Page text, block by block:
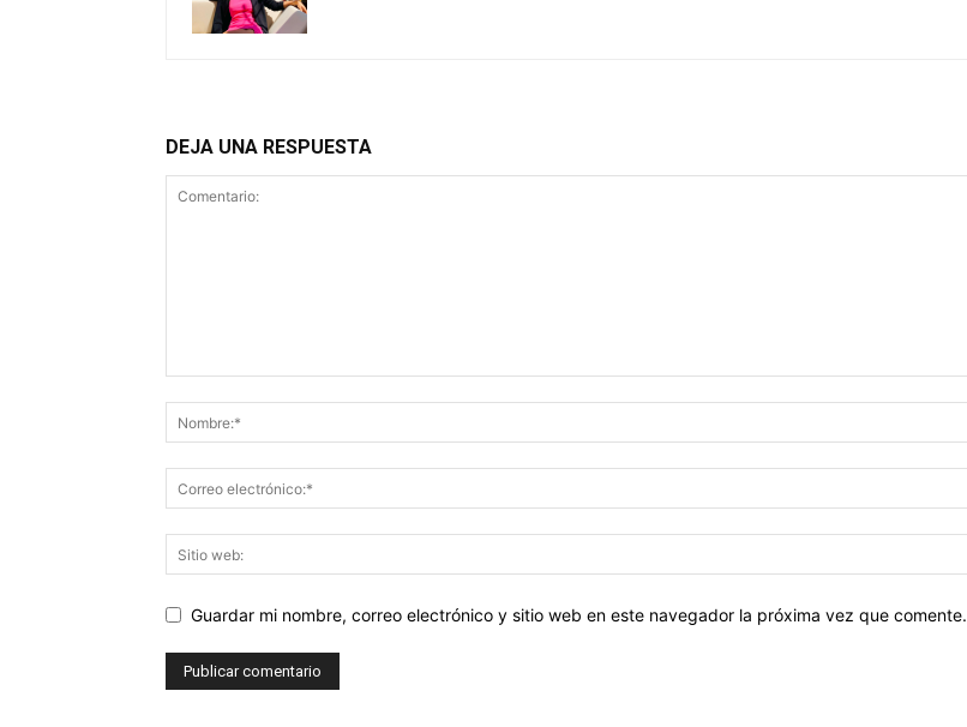
DEJA UNA RESPUESTA
Guardar mi nombre, correo electrónico y sitio web en este navegador la próxima vez que comente.